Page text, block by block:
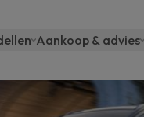
Aankoop & advies